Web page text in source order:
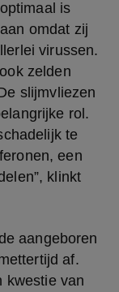
is
omdat zij
virussen.
zelden
slijmvliezen
rol.
te
een
klinkt
aangeboren
af.
kwestie van